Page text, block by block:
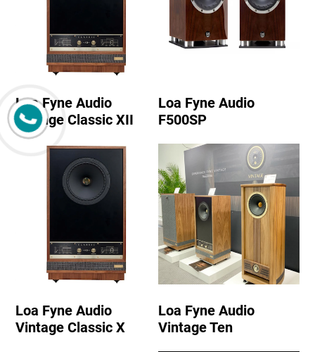
Loa Fyne Audio
Vintage Classic XII
Loa Fyne Audio
F500SP
Loa Fyne Audio
Vintage Classic X
Loa Fyne Audio
Vintage Ten